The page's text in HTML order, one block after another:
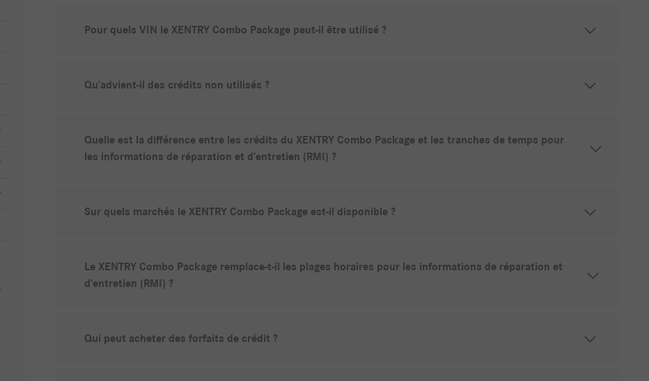
Pour quels VIN le XENTRY Combo Package peut-il être utilisé ?
Qu’advient-il des crédits non utilisés ?
Quelle est la différence entre les crédits du XENTRY Combo Package et les tranches de temps pour
les informations de réparation et d’entretien (RMI) ?
Sur quels marchés le XENTRY Combo Package est-il disponible ?
Le XENTRY Combo Package remplace-t-il les plages horaires pour les informations de réparation et
d’entretien (RMI) ?
Qui peut acheter des forfaits de crédit ?